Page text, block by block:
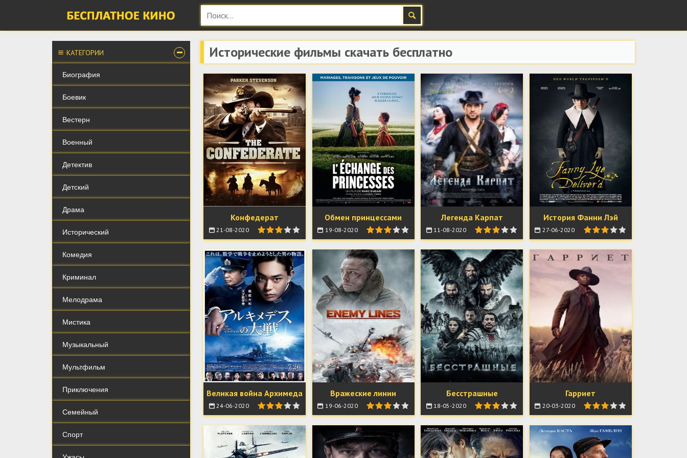
КАТЕГОРИИ
Биография
Боевик
Вестерн
Военный
Детектив
Детский
Драма
Исторический
Комедия
Криминал
Мелодрама
Мистика
Музыкальный
Мультфильм
Приключения
Семейный
Спорт
Исторические фильмы скачать бесплатно
Конфедерат
21-08-2020
Обмен принцессами
19-08-2020
Легенда Карпат
11-08-2020
История Фанни Лэй
27-06-2020
Великая война Архимеда
24-06-2020
Вражеские линии
19-06-2020
Бесстрашные
18-05-2020
Гарриет
20-03-2020